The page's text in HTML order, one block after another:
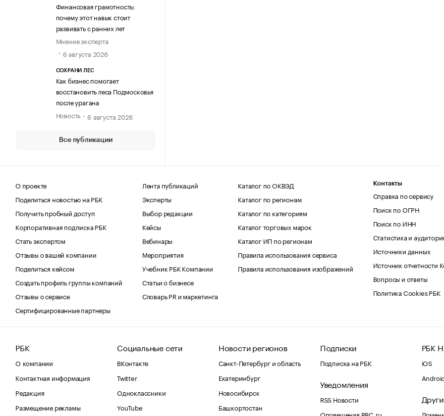
Финансовая грамотность:
почему этот навык стоит
развивать с ранних лет
Мнение эксперта
6 августа 2026
СОХРАНИ ЛЕС
Как бизнес помогает
восстановить леса Подмосковья
после урагана
Новость
6 августа 2026
Все публикации
О проекте
Поделиться новостью на РБК
Получить пробный доступ
Корпоративная подписка РБК
Стать экспертом
Отзывы о вашей компании
Поделиться кейсом
Создать профиль группы компаний
Отзывы о сервисе
Сертифицированные партнеры
Лента публикаций
Эксперты
Выбор редакции
Кейсы
Вебинары
Мероприятия
Учебник РБК Компании
Статьи о бизнесе
Словарь PR и маркетинга
Каталог по ОКВЭД
Каталог по регионам
Каталог по категориям
Каталог торговых марок
Каталог ИП по регионам
Правила использования сервиса
Правила использования изображений
Контакты
Справка по сервису
Поиск по ОГРН
Поиск по ИНН
Статистика и
Источники данных
Источник отчетности
Вопросы и ответы
Политика Cookies РБК
РБК
О компании
Контактная информация
Редакция
Размещение рекламы
Социальные сети
ВКонтакте
Twitter
Одноклассники
YouTube
Новости регионов
Санкт-Петербург и область
Екатеринбург
Новосибирск
Башкортостан
Подписки
Подписка на РБК
Уведомления
RSS Новости
Оповещения RBC.ru
РБК
iOS